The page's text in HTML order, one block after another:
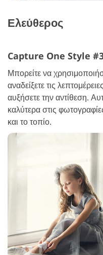
Ελεύθερος
Capture One Style
Μπορείτε να
αναδείξετε τις
αυξήσετε την αντίθεση.
καλύτερα στις
και το τοπίο.